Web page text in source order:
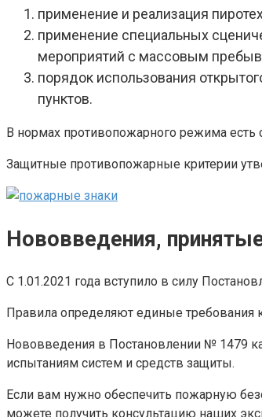
применение и реализация
применение специальных
мероприятий с массовым
порядок использования
пунктов.
В нормах противопожарного режима
Защитные противопожарные критерии
Нововведения,
С 1.01.2021 года вступило в силу
Правила определяют единые требования
Нововведения в Постановлении № 1479
испытаниям систем и средств защиты.
Если вам нужно обеспечить пожарную
можете получить консультацию наших